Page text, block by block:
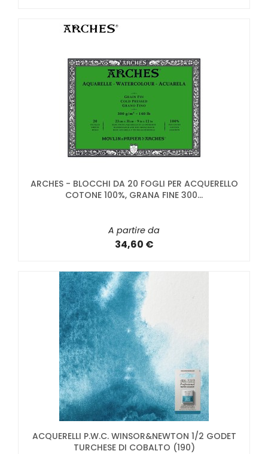
ARCHES - BLOCCHI DA 20 FOGLI PER ACQUERELLO
COTONE 100%, GRANA FINE 300...
A partire da
34,60 €
ACQUERELLI P.W.C. WINSOR&NEWTON 1/2 GODET
TURCHESE DI COBALTO (190)